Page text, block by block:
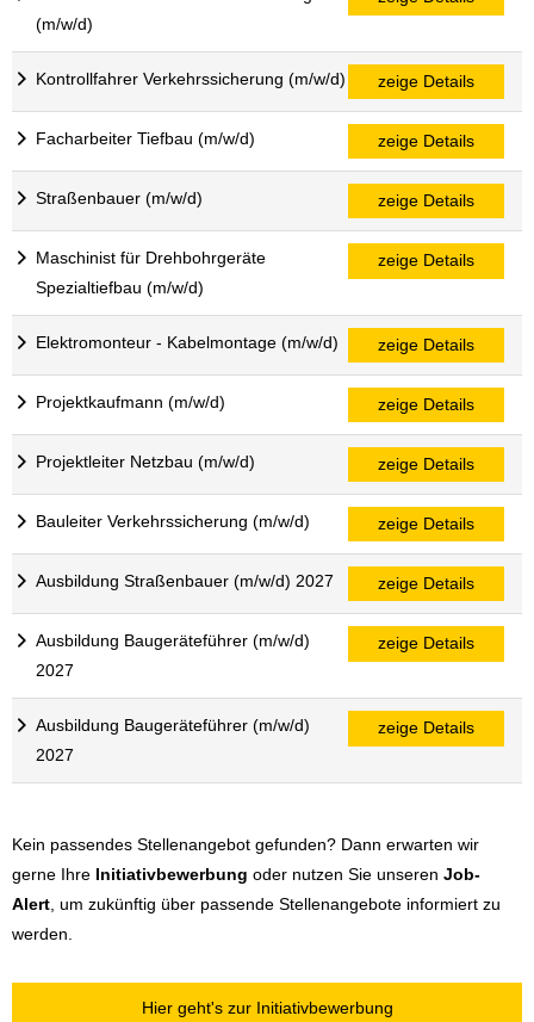
(m/w/d)
Kontrollfahrer Verkehrssicherung (m/w/d) zeige Details
Facharbeiter Tiefbau (m/w/d) zeige Details
Straßenbauer (m/w/d) zeige Details
Maschinist für Drehbohrgeräte
Spezialtiefbau (m/w/d)
zeige Details
Elektromonteur - Kabelmontage (m/w/d) zeige Details
Projektkaufmann (m/w/d) zeige Details
Projektleiter Netzbau (m/w/d) zeige Details
Bauleiter Verkehrssicherung (m/w/d) zeige Details
Ausbildung Straßenbauer (m/w/d) 2027 zeige Details
Ausbildung Baugeräteführer (m/w/d)
2027
zeige Details
Ausbildung Baugeräteführer (m/w/d)
2027
zeige Details
Kein passendes Stellenangebot gefunden? Dann erwarten wir
gerne Ihre Initiativbewerbung oder nutzen Sie unseren Job-
Alert , um zukünftig über passende Stellenangebote informiert zu
werden.
Hier geht's zur Initiativbewerbung